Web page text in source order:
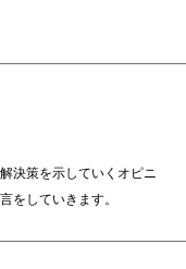
決策を示していくオピニ
をしていきます。